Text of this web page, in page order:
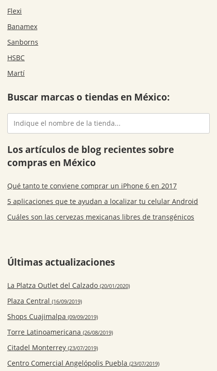
Flexi
Banamex
Sanborns
HSBC
Martí
Buscar marcas o tiendas en México:
Los artículos de blog recientes sobre
compras en México
Qué tanto te conviene comprar un iPhone 6 en 2017
5 aplicaciones que te ayudan a localizar tu celular Android
Cuáles son las cervezas mexicanas libres de transgénicos
Últimas actualizaciones
La Platza Outlet del Calzado (20/01/2020)
Plaza Central (16/09/2019)
Shops Cuajimalpa (09/09/2019)
Torre Latinoamericana (26/08/2019)
Citadel Monterrey (23/07/2019)
Centro Comercial Angelópolis Puebla (23/07/2019)